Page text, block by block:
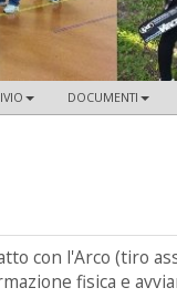
DOCUMENTI
con l'Arco (tiro
fisica e